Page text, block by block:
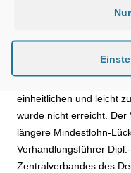
Über diesen
Vizepräsidentin des
einheitlichen und leicht
wurde nicht erreicht. Der
längere Mindestlohn-
Verhandlungsführer
Zentralverbandes des